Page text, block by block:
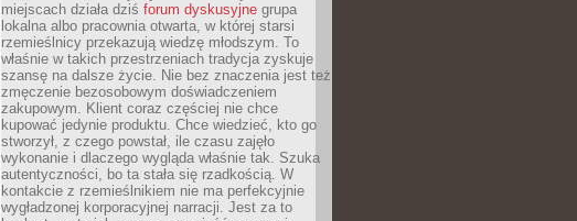
miejscach działa dziś forum dyskusyjne grupa
lokalna albo pracownia otwarta, w której starsi
rzemieślnicy przekazują wiedzę młodszym. To
właśnie w takich przestrzeniach tradycja zyskuje
szansę na dalsze życie. Nie bez znaczenia jest też
zmęczenie bezosobowym doświadczeniem
zakupowym. Klient coraz częściej nie chce
kupować jedynie produktu. Chce wiedzieć, kto go
stworzył, z czego powstał, ile czasu zajęło
wykonanie i dlaczego wygląda właśnie tak. Szuka
autentyczności, bo ta stała się rzadkością. W
kontakcie z rzemieślnikiem nie ma perfekcyjnie
wygładzonej korporacyjnej narracji. Jest za to